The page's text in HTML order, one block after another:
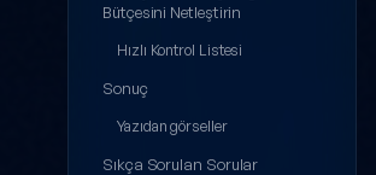
Bütçesini Netleştirin
Hızlı Kontrol Listesi
Sonuç
Yazıdan görseller
Sıkça Sorulan Sorular